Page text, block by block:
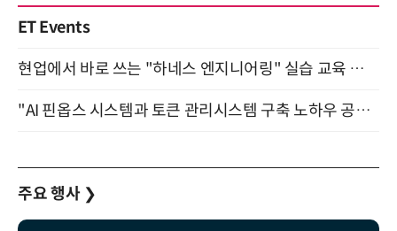
ET Events
현업에서 바로 쓰는 "하네스 엔지니어링" 실습 교육 워크숍 8월 20일 개최
"AI 핀옵스 시스템과 토큰 관리시스템 구축 노하우 공개" 잠실 한국광고문화회관 2층 대회의실 (8/21)
주요 행사 ❯